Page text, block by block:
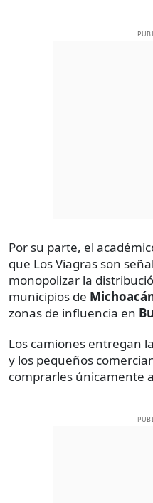
Por su parte, el
que Los Viagras son
monopolizar la
municipios de
zonas de influencia en
Los camiones entregan
y los pequeños
comprarles únicamente